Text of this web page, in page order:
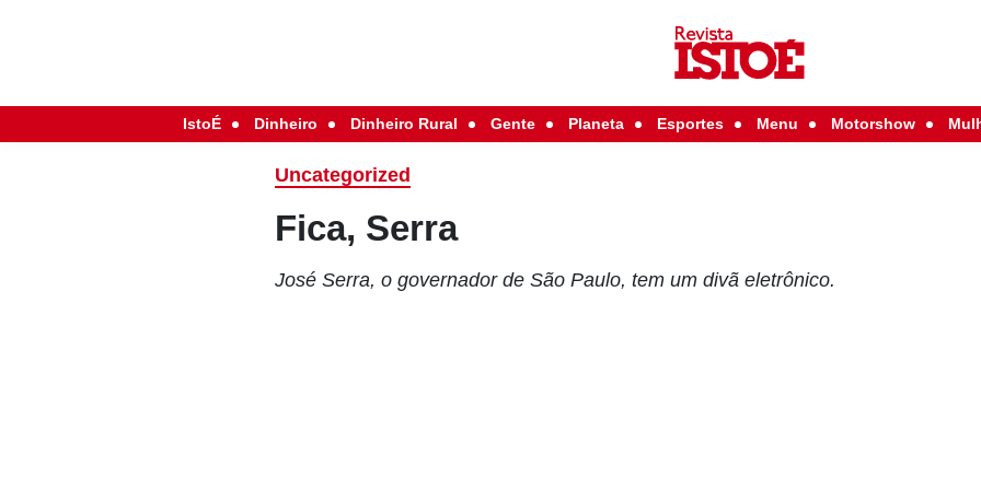
IstoÉ Dinheiro Dinheiro Rural Gente Planeta Esportes Menu Motorshow
Uncategorized
Fica, Serra
José Serra, o governador de São Paulo, tem um divã eletrônico.